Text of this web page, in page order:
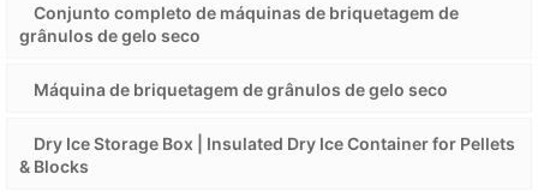
Conjunto completo de máquinas de briquetagem de
grânulos de gelo seco
Máquina de briquetagem de grânulos de gelo seco
Dry Ice Storage Box | Insulated Dry Ice Container for Pellets
& Blocks